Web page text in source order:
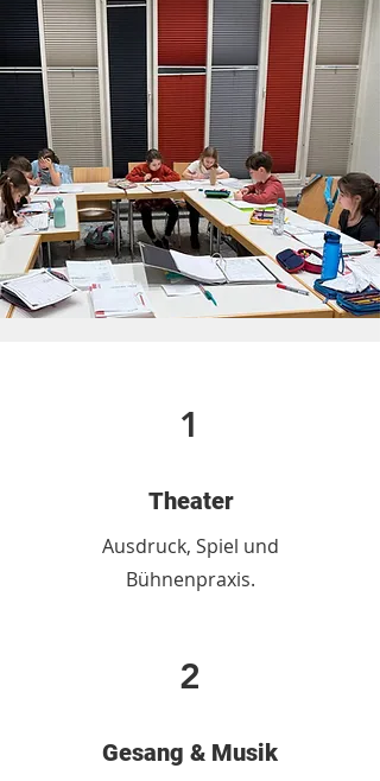
1
Theater
Ausdruck, Spiel und
Bühnenpraxis.
2
Gesang & Musik